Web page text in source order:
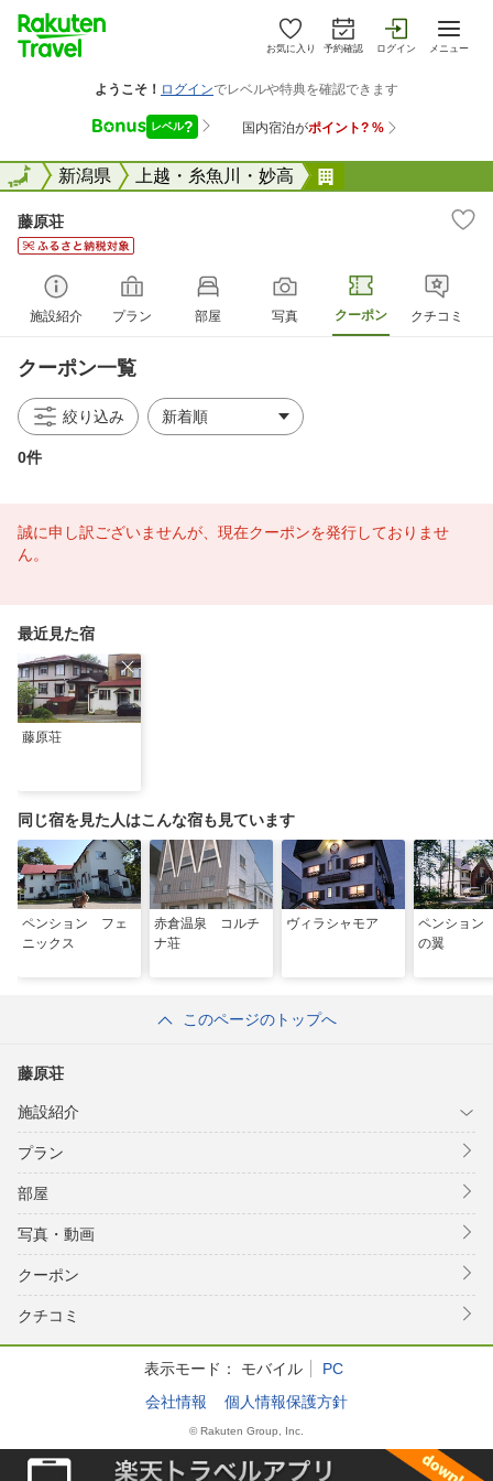
お気に入り 予約確認 ログイン メニュー
全国新潟県 上越・糸魚川・妙高
全国
藤原荘
施設紹介 プラン 部屋 写真 クーポン クチコミ
クーポン一覧
絞り込み
0件
誠に申し訳ございませんが、現在クーポンを発行しておりませ
ん。
最近見た宿
藤原荘
同じ宿を見た人はこんな宿も見ています
ペンション フェ
ニックス
赤倉温泉 コルチ
ナ荘
ヴィラシャモア
ペンショ
の翼
このページのトップへ
藤原荘
施設紹介
プラン
部屋
写真・動画
クーポン
クチコミ
表示モード： モバイル
PC
会社情報
個人情報保護方針
© Rakuten Group, Inc.